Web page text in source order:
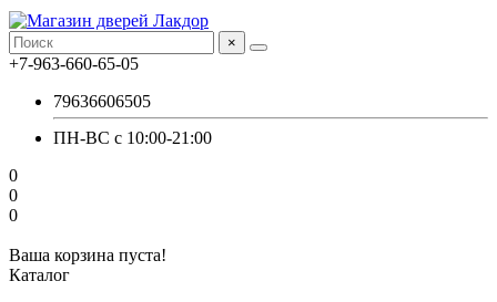
×
+7-963-660-65-05
79636606505
ПН-ВС с 10:00-21:00
0
0
0
Ваша корзина пуста!
Каталог